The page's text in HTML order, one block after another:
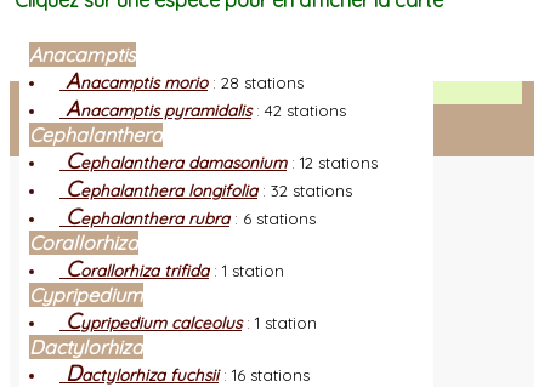
Facebook
Connexion adhérent
Anacamptis
Anacamptis morio: 28 stations
Anacamptis pyramidalis: 42 stations
Cephalanthera
Cephalanthera damasonium: 12 stations
Cephalanthera longifolia: 32 stations
Cephalanthera rubra: 6 stations
Corallorhiza
Corallorhiza trifida: 1 station
Cypripedium
Cypripedium calceolus: 1 station
Dactylorhiza
Dactylorhiza fuchsii: 16 stations